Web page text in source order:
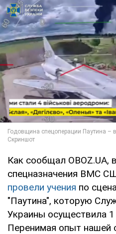
Как сообщал OBOZ.UA,
спецназначения ВМС
провели учения по
"Паутина", которую
Украины осуществила
Перенимая опыт нашей